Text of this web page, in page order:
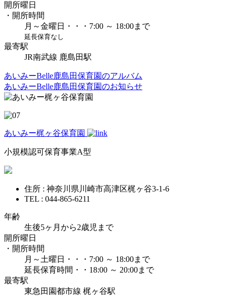
開所曜日
・開所時間
月～金曜日・・・7:00 ～ 18:00まで
延長保育なし
最寄駅
JR南武線 鹿島田駅
あいみーBelle鹿島田保育園のアルバム
あいみーBelle鹿島田保育園のお知らせ
あいみー梶ヶ谷保育園
小規模認可保育事業A型
住所 : 神奈川県川崎市高津区梶ヶ谷3-1-6
TEL : 044-865-6211
年齢
生後5ヶ月から2歳児まで
開所曜日
・開所時間
月～土曜日・・・7:00 ～ 18:00まで
延長保育時間・・18:00 ～ 20:00まで
最寄駅
東急田園都市線 梶ヶ谷駅